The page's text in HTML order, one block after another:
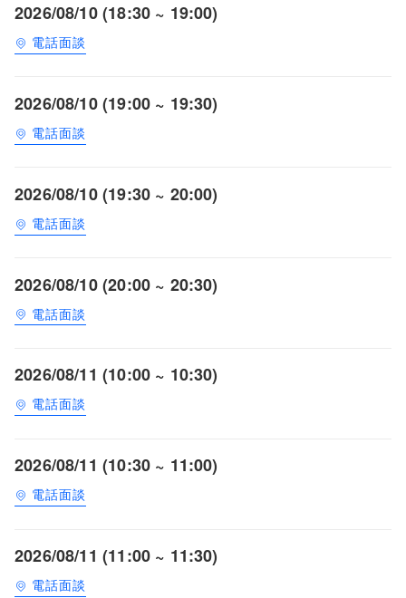
2026/08/10 (18:30 ~ 19:00)
電話面談
2026/08/10 (19:00 ~ 19:30)
電話面談
2026/08/10 (19:30 ~ 20:00)
電話面談
2026/08/10 (20:00 ~ 20:30)
電話面談
2026/08/11 (10:00 ~ 10:30)
電話面談
2026/08/11 (10:30 ~ 11:00)
電話面談
2026/08/11 (11:00 ~ 11:30)
電話面談